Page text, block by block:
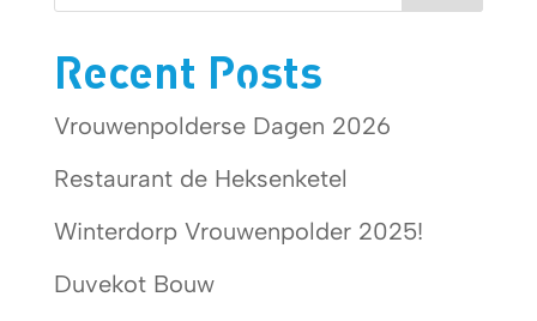
Recent Posts
Vrouwenpolderse Dagen 2026
Restaurant de Heksenketel
Winterdorp Vrouwenpolder 2025!
Duvekot Bouw